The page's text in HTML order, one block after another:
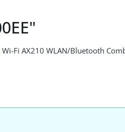
Fi AX210 WLAN/Bluetooth